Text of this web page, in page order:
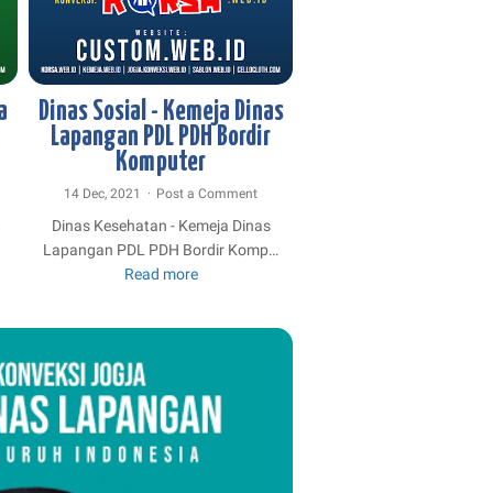
BORDIR KEMEJA DESAIN KEMEJA
JOGJA KONVEKSI
KONVEKSI JOGJA
KONVEKSI KEMEJA KONVEKSI KEMEJA DINAS
KONVEKSI KEMEJA LAPANGAN
KONVEKSI KEMEJA PDL PDH
Dinas Sosial - Kemeja Dinas
Lapangan PDL PDH Bordir
Komputer
14 Dec, 2021 Post a Comment
Dinas Kesehatan - Kemeja Dinas
Lapangan PDL PDH Bordir Komp…
Read moreDinas
-
Lapangan
PDL
PDH